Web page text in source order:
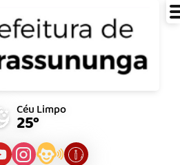
Céu Limpo
25°